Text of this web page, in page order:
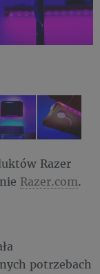
Razer
Razer.com.
potrzebach